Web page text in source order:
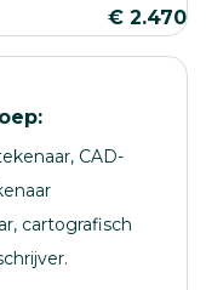
€ 2.470
CAD-
cartografisch